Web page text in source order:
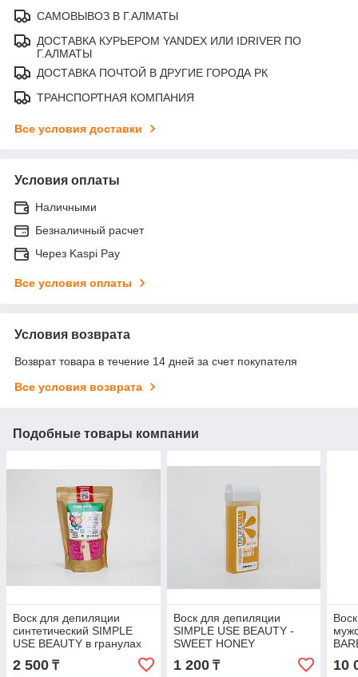
САМОВЫВОЗ В Г.АЛМАТЫ
ДОСТАВКА КУРЬЕРОМ YANDEX ИЛИ IDRIVER ПО
Г.АЛМАТЫ
ДОСТАВКА ПОЧТОЙ В ДРУГИЕ ГОРОДА РК
ТРАНСПОРТНАЯ КОМПАНИЯ
Все условия доставки
Условия оплаты
Наличными
Безналичный расчет
Через Kaspi Pay
Все условия оплаты
Условия возврата
Возврат товара в течение 14 дней за счет покупателя
Все условия возврата
Подобные товары компании
Воск для депиляции
синтетический SIMPLE
USE BEAUTY в гранулах
SENSES ROSEBUD F-
BODY, 200 гр
2 500 ₸
Воск для депиляции
SIMPLE USE BEAUTY -
SWEET HONEY
(медовый), теплый,
картридж, 100 мл
1 200₸ 10